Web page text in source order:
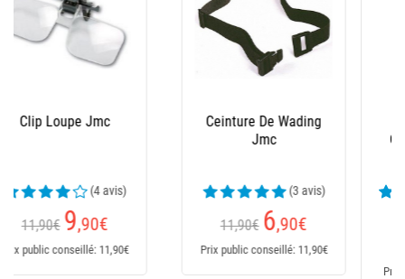
Bottes Homme Le
(24 avis)
169,95€
151,95
Prix public conseillé: 170€
Salopette Xm Ocean
235
Prix public conseillé: 235€